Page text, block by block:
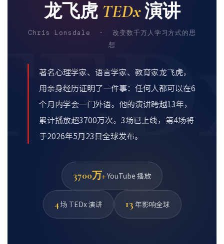
龙飞虎 TEDx演讲
Chris Lonsdale · 改变数千万人学习方式的思
想
著名心理学家、语言学家、教育家龙飞虎，
用亲身经历证明了一件事：任何人都可以在6
个月内学会一门外语。他的演讲跨越13年，
累计播放超3700万次。3场已上线，第4场将
于2026年5月23日全球发布。
3700万+YouTube 播放
4场 TEDx 演讲 13 年影响全球